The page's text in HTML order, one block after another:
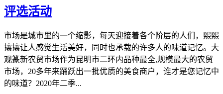
评选活动
市场是城市里的一个缩影，每天迎接着各个阶层的人们，熙熙
攘攘让人感觉生活美好，同时也承载的许多人的味道记忆。大
观篆新农贸市场作为昆明市二环内品种最全,规模最大的农贸
市场，20多年来踊跃出一批优质的美食商户，谁才是您记忆中
的味道？2020年二季...